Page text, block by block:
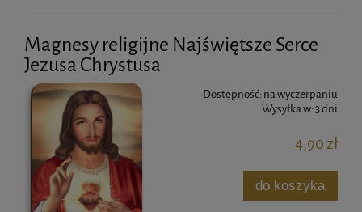
Magnesy religijne Najświętsze Serce
Jezusa Chrystusa
Dostępność: na wyczerpaniu
Wysyłka w:3 dni
4,90 zł
do koszyka